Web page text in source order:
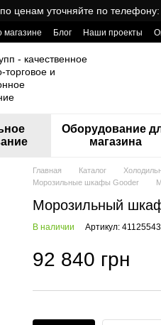
ценам уточняйте по
Блог Наши проекты
Оборудование
магазина
Главная Каталог
Морозильные шкафы Gooder
Морозильный
В наличии Артикул: 41125543
92 840 грн